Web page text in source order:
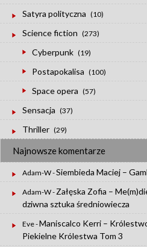
Satyra polityczna (10)
Science fiction (273)
Cyberpunk (19)
Postapokalisa (100)
Space opera (57)
Sensacja (37)
Thriller (29)
Najnowsze komentarze
Adam-W-Siembieda Maciej –
Adam-W- Załęska Zofia –
dziwna sztuka średniowiecza
Eve-Maniscalco Kerri –
Piekielne Królestwa Tom 3